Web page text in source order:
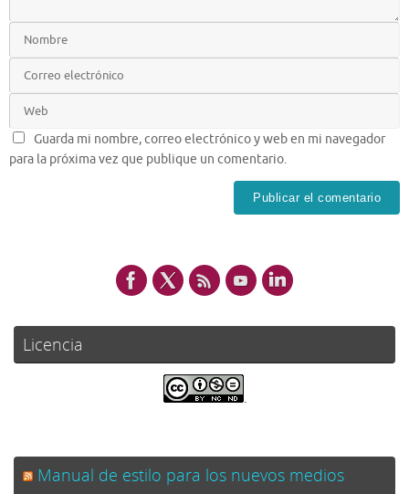
Guarda mi nombre, correo electrónico y web en mi navegador
para la próxima vez que publique un comentario.
Licencia
.
Manual de estilo para los nuevos medios